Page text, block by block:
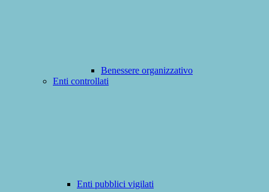
Benessere organizzativo
Enti controllati
Enti pubblici vigilati